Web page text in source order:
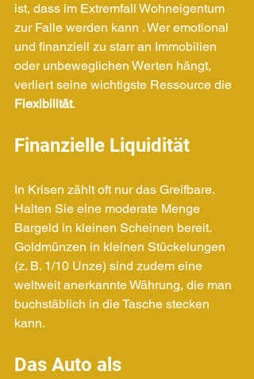
ist, dass im Extremfall Wohneigentum
zur Falle werden kann . Wer emotional
und finanziell zu starr an Immobilien
oder unbeweglichen Werten hängt,
verliert seine wichtigste Ressource die
Flexibilität.
Finanzielle Liquidität
In Krisen zählt oft nur das Greifbare.
Halten Sie eine moderate Menge
Bargeld in kleinen Scheinen bereit.
Goldmünzen in kleinen Stückelungen
(z. B. 1/10 Unze) sind zudem eine
weltweit anerkannte Währung, die man
buchstäblich in die Tasche stecken
kann.
Das Auto als